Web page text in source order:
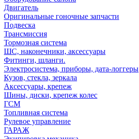
Двигатель
Оригинальные гоночные запчасти
Подвеска
Трансмиссия
Тормозная система
ШС, наконечники, аксессуары
Фитинги, шланги.
Электросистема, приборы, дата-логгеры
Кузов, стекла, зеркала
Аксессуары, крепеж
Шины, диски, крепеж колес
ГСМ
Топливная система
Рулевое управление
ГАРАЖ